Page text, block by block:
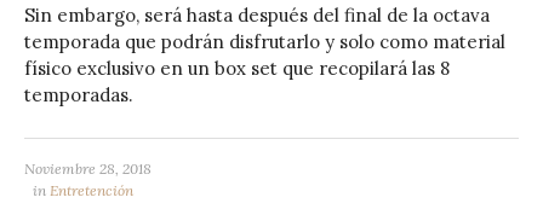
Sin embargo, será hasta después del final de la octava
temporada que podrán disfrutarlo y solo como material
físico exclusivo en un box set que recopilará las 8
temporadas.
Noviembre 28, 2018
in Entretención